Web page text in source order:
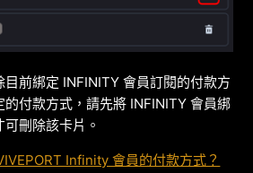
目前綁定 INFINITY 會員訂閱的付款方
付款方式，請先將 INFINITY 會員綁
刪除該卡片。
Infinity 會員的付款方式？